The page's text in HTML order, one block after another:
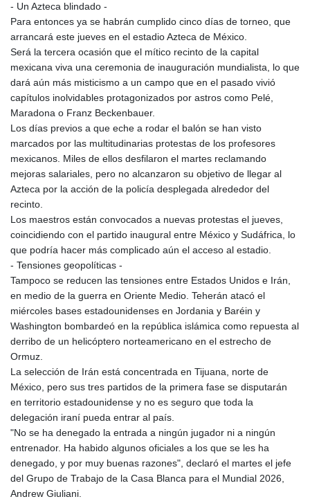
KZT 541.135669
LAK 26067.486096
LBP
103263.512096
LKR 386.906578
LRD 208.141271
LSL 18.917964
LTL 3.409986
LYD 7.339597
MAD 10.74762
MDL 20.03577
MGA 4908.365176
MMK 2424.552772
MNT 4152.673297
MRU 46.240358
MUR 54.209096
MVR 17.842347
MWK 1999.510632
MXN 19.917775
MZN 73.807157
NAD 18.917964
NGN 1572.381111
NIO 42.438205
NOK 11.00856
NPR 175.401109
NZD 1.964222
OMR 0.444037
PAB 1.153176
- Un Azteca blindado -
Para entonces ya se habrán cumplido cinco días de torneo, que
arrancará este jueves en el estadio Azteca de México.
Será la tercera ocasión que el mítico recinto de la capital
mexicana viva una ceremonia de inauguración mundialista, lo que
dará aún más misticismo a un campo que en el pasado vivió
capítulos inolvidables protagonizados por astros como Pelé,
Maradona o Franz Beckenbauer.
Los días previos a que eche a rodar el balón se han visto
marcados por las multitudinarias protestas de los profesores
mexicanos. Miles de ellos desfilaron el martes reclamando
mejoras salariales, pero no alcanzaron su objetivo de llegar al
Azteca por la acción de la policía desplegada alrededor del
recinto.
Los maestros están convocados a nuevas protestas el jueves,
coincidiendo con el partido inaugural entre México y Sudáfrica, lo
que podría hacer más complicado aún el acceso al estadio.
- Tensiones geopolíticas -
Tampoco se reducen las tensiones entre Estados Unidos e Irán,
en medio de la guerra en Oriente Medio. Teherán atacó el
miércoles bases estadounidenses en Jordania y Baréin y
Washington bombardeó en la república islámica como repuesta al
derribo de un helicóptero norteamericano en el estrecho de
Ormuz.
La selección de Irán está concentrada en Tijuana, norte de
México, pero sus tres partidos de la primera fase se disputarán
en territorio estadounidense y no es seguro que toda la
delegación iraní pueda entrar al país.
"No se ha denegado la entrada a ningún jugador ni a ningún
entrenador. Ha habido algunos oficiales a los que se les ha
denegado, y por muy buenas razones", declaró el martes el jefe
del Grupo de Trabajo de la Casa Blanca para el Mundial 2026,
Andrew Giuliani.